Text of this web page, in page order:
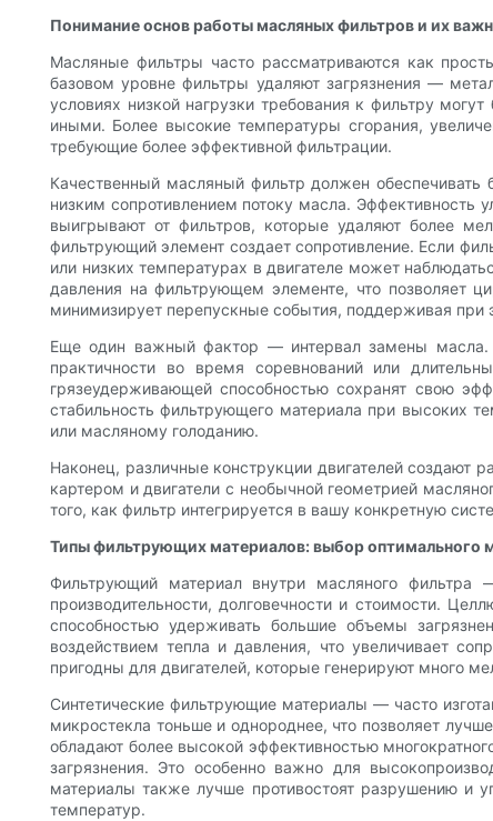
Понимание основ работы масляных фильтров и их
Масляные фильтры часто рассматриваются как
базовом уровне фильтры удаляют загрязнения —
условиях низкой нагрузки требования к фильтру
иными. Более высокие температуры сгорания,
требующие более эффективной фильтрации.
Качественный масляный фильтр должен
низким сопротивлением потоку масла. Эффективность
выигрывают от фильтров, которые удаляют более
фильтрующий элемент создает сопротивление. Если
или низких температурах в двигателе может
давления на фильтрующем элементе, что позволяет
минимизирует перепускные события, поддерживая при
Еще один важный фактор — интервал замены масла.
практичности во время соревнований или
грязеудерживающей способностью сохранят свою
стабильность фильтрующего материала при высоких
или масляному голоданию.
Наконец, различные конструкции двигателей
картером и двигатели с необычной геометрией
того, как фильтр интегрируется в вашу конкретную
Типы фильтрующих материалов: выбор оптимального
Фильтрующий материал внутри масляного фильтра
производительности, долговечности и стоимости.
способностью удерживать большие объемы
воздействием тепла и давления, что увеличивает
пригодны для двигателей, которые генерируют много
Синтетические фильтрующие материалы — часто
микростекла тоньше и однороднее, что позволяет
обладают более высокой эффективностью
загрязнения. Это особенно важно для
материалы также лучше противостоят разрушению и
температур.